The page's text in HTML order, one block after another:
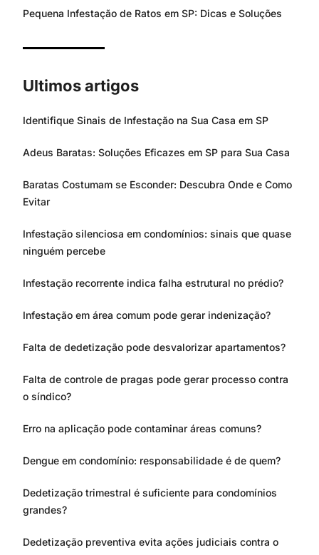
Pequena Infestação de Ratos em SP: Dicas e Soluções
Ultimos artigos
Identifique Sinais de Infestação na Sua Casa em SP
Adeus Baratas: Soluções Eficazes em SP para Sua Casa
Baratas Costumam se Esconder: Descubra Onde e Como
Evitar
Infestação silenciosa em condomínios: sinais que quase
ninguém percebe
Infestação recorrente indica falha estrutural no prédio?
Infestação em área comum pode gerar indenização?
Falta de dedetização pode desvalorizar apartamentos?
Falta de controle de pragas pode gerar processo contra
o síndico?
Erro na aplicação pode contaminar áreas comuns?
Dengue em condomínio: responsabilidade é de quem?
Dedetização trimestral é suficiente para condomínios
grandes?
Dedetização preventiva evita ações judiciais contra o